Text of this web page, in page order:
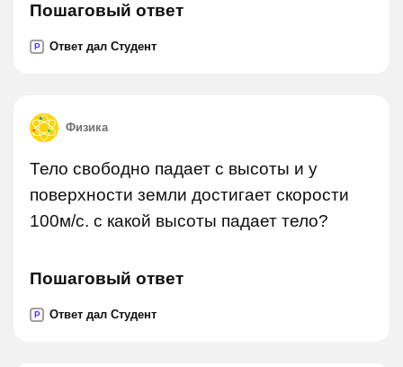
Пошаговый ответ
P Ответ дал Студент
Физика
Тело свободно падает с высоты и у
поверхности земли достигает скорости
100м/c. с какой высоты падает тело?
Пошаговый ответ
P Ответ дал Студент